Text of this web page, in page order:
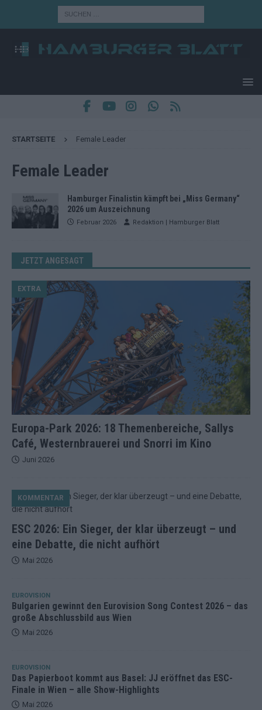
STARTSEITE Female Leader
Female Leader
Hamburger Finalistin kämpft bei „Miss Germany“
2026 um Auszeichnung
Februar 2026 Redaktion | Hamburger Blatt
JETZT ANGESAGT
Europa-Park 2026: 18 Themenbereiche, Sallys
Café, Westernbrauerei und Snorri im Kino
EXTRA
Juni 2026
ESC 2026: Ein Sieger, der klar überzeugt – und
eine Debatte, die nicht aufhört
KOMMENTAR
Mai 2026
EUROVISION
Bulgarien gewinnt den Eurovision Song Contest 2026 – das
große Abschlussbild aus Wien
Mai 2026
EUROVISION
Das Papierboot kommt aus Basel: JJ eröffnet das ESC-
Finale in Wien – alle Show-Highlights
Mai 2026